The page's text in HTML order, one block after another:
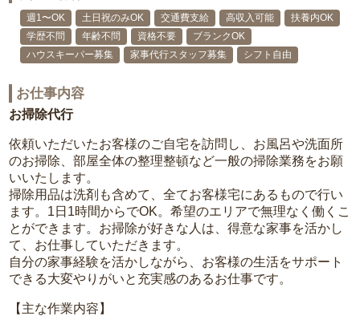
週1〜OK 土日祝のみOK 交通費支給 高収入可能
扶養内OK
学歴不問
年齢不問 資格不要
ブランクOK
ハウスキーパー募集
家事代行スタッフ募集 シフト自由
お仕事内容
お掃除代行
依頼いただいたお客様のご自宅を訪問し、お風呂や洗面所
のお掃除、部屋全体の整理整頓など一般の掃除業務をお願
いいたします。
掃除用品は洗剤も含めて、全てお客様宅にあるもので行い
ます。1日1時間からでOK。希望のエリアで無理なく働くこ
とができます。お掃除が好きな人は、得意な家事を活かし
て、お仕事していただきます。
自分の家事経験を活かしながら、お客様の生活をサポート
できる大変やりがいと充実感のあるお仕事です。
【主な作業内容】